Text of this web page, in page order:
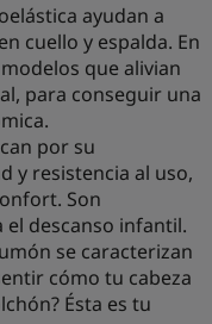
ayudan a
cuello y espalda. En
que alivian
para conseguir una
por su
y resistencia al uso,
Son
el descanso infantil.
se caracterizan
cómo tu cabeza
Ésta es tu